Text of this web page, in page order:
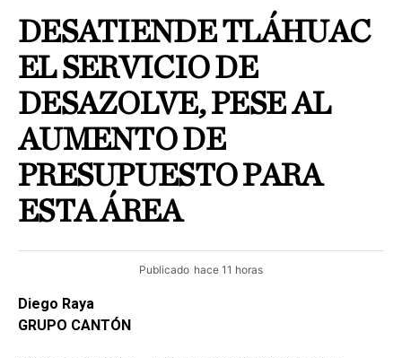
DESATIENDE TLÁHUAC
EL SERVICIO DE
DESAZOLVE, PESE AL
AUMENTO DE
PRESUPUESTO PARA
ESTA ÁREA
Publicado hace 11 horas
Diego Raya
GRUPO CANTÓN